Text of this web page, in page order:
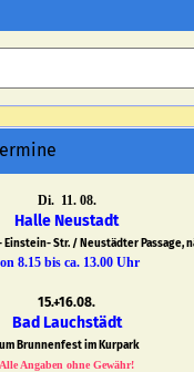
Di. 11. 08.
Halle Neustadt
Str. / Neustädter Passage,
8.15 bis ca. 13.00 Uhr
15.+16.08.
Bad Lauchstädt
Brunnenfest im Kurpark
Alle Angaben ohne Gewähr!